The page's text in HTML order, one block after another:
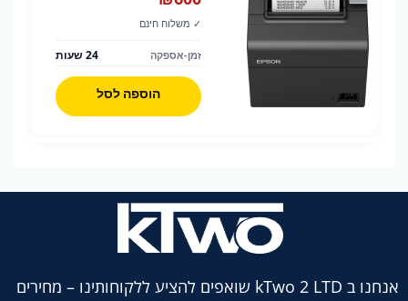
✓ משלוח חינם
זמן-אספקה 24 שעות
הוספה לסל
אנחנו ב kTwo 2 LTD שואפים להציע ללקוחותינו – מחירים